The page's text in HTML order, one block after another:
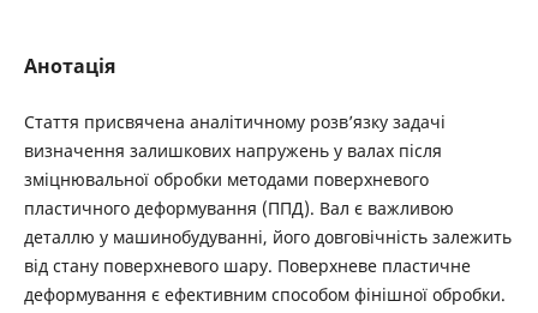
Анотація
Стаття присвячена аналітичному розв’язку задачі
визначення залишкових напружень у валах після
зміцнювальної обробки методами поверхневого
пластичного деформування (ППД). Вал є важливою
деталлю у машинобудуванні, його довговічність залежить
від стану поверхневого шару. Поверхневе пластичне
деформування є ефективним способом фінішної обробки.